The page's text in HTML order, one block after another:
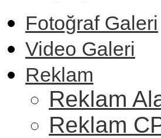
Fotoğraf Galeri
Video Galeri
Reklam
Reklam
Reklam